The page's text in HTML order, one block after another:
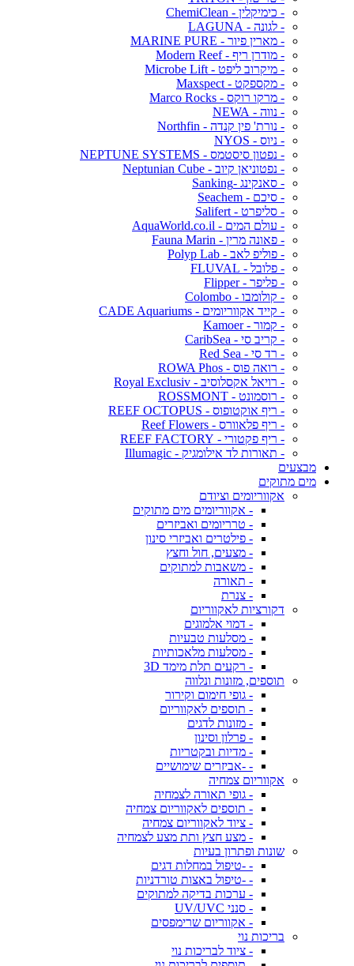
- כימיקלין - ChemiClean
- לגונה - LAGUNA
- מארין פיור - MARINE PURE
- מודרן ריף - Modern Reef
- מיקרוב ליפט - Microbe Lift
- מקספקט - Maxspect
- מרקו רוקס - Marco Rocks
- נווה - NEWA
- נורת' פין קנדה - Northfin
- ניוס - NYOS
- נפטון סיסטמס - NEPTUNE SYSTEMS
- נפטוניאן קיוב - Neptunian Cube
- סאנקינג -Sanking
- סיכם - Seachem
- סליפרט - Salifert
- עולם המים - AquaWorld.co.il
- פאונה מרין - Fauna Marin
- פוליפ לאב - Polyp Lab
- פלובל - FLUVAL
- פליפר - Flipper
- קולומבו - Colombo
- קייד אקווריומים - CADE Aquariums
- קמור - Kamoer
- קריב סי - CaribSea
- רד סי - Red Sea
- רואה פוס - ROWA Phos
- רויאל אקסלוסיב - Royal Exclusiv
- רוסמונט - ROSSMONT
- ריף אוקטופוס - REEF OCTOPUS
- ריף פלאוורס - Reef Flowers
- ריף פקטורי - REEF FACTORY
- תאורות לד אילומגיק - Illumagic
מבצעים
מים מתוקים
אקווריומים וציודם
- אקווריומים מים מתוקים
- טרריומים ואביזרים
- פילטרים ואביזרי סינון
- מצעים, חול וחצץ
- משאבות למתוקים
- תאורה
- צנרת
דקורציות לאקווריום
- דמוי אלמוגים
- מסלעות טבעיות
- מסלעות מלאכותיות
- רקעים תלת מימד 3D
תוספים, מזונות ונלווה
- גופי חימום וקירור
- תוספים לאקווריום
- מזונות לדגים
- פרלון וסינון
- מדיות ובקטריות
- -אביזרים שימושיים
אקווריום צמחיה
- גופי תאורה לצמחיה
- תוספים לאקווריום צמחיה
- ציוד לאקווריום צמחיה
- מצע חצץ ותת מצע לצמחיה
שונות ופתרון בעיות
- -טיפול במחלות דגים
- -טיפול באצות טורדניות
- ערכות בדיקה למתוקים
- סנני UV/UVC
- אקווריום שרימפסים
בריכות נוי
- ציוד לבריכות נוי